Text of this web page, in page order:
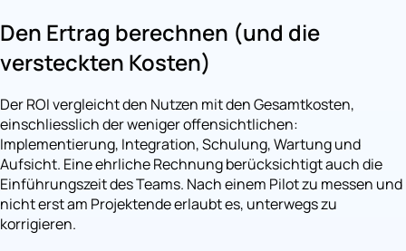
Den Ertrag berechnen (und die
versteckten Kosten)
Der ROI vergleicht den Nutzen mit den Gesamtkosten,
einschliesslich der weniger offensichtlichen:
Implementierung, Integration, Schulung, Wartung und
Aufsicht. Eine ehrliche Rechnung berücksichtigt auch die
Einführungszeit des Teams. Nach einem Pilot zu messen und
nicht erst am Projektende erlaubt es, unterwegs zu
korrigieren.